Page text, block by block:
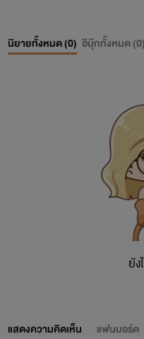
นิยายทั้งหมด (0) อีบุ๊กทั้งหมด (0)
ยั
แสดงความคิดเห็น แฟนบอร์ด